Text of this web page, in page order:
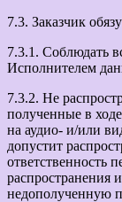
7.3. Заказчик
7.3.1. Соблюдать
Исполнителем
7.3.2. Не
полученные в
на аудио- и/или
допустит
ответственность
распространения
недополученную